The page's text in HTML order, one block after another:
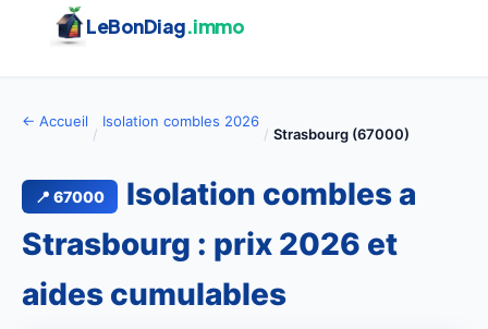
LeBonDiag.immo
← Accueil
/
Isolation combles 2026
/ Strasbourg (67000)
📍 67000
Isolation combles a
Strasbourg : prix 2026 et
aides cumulables